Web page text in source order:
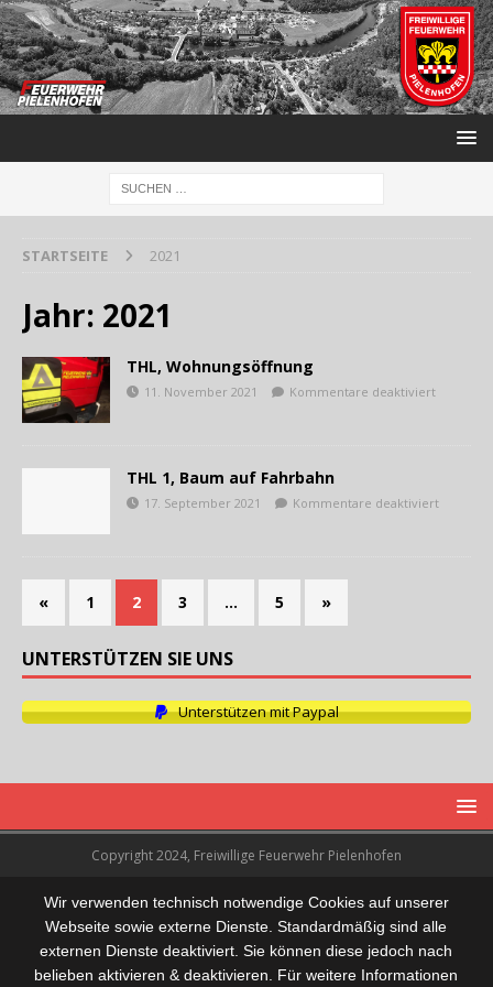
STARTSEITE 2021
Jahr: 2021
THL, Wohnungsöffnung
11. November 2021 Kommentare deaktiviert
THL 1, Baum auf Fahrbahn
17. September 2021 Kommentare deaktiviert
« 1 2 3 … 5 »
UNTERSTÜTZEN SIE UNS
Unterstützen mit Paypal
Copyright 2024, Freiwillige Feuerwehr Pielenhofen
Wir verwenden technisch notwendige Cookies auf unserer
Webseite sowie externe Dienste. Standardmäßig sind alle
externen Dienste deaktiviert. Sie können diese jedoch nach
belieben aktivieren & deaktivieren. Für weitere Informationen